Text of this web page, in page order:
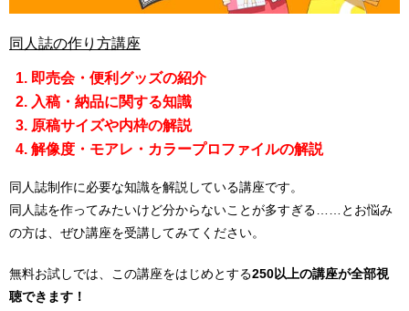
同人誌の作り方講座
即売会・便利グッズの紹介
入稿・納品に関する知識
原稿サイズや内枠の解説
解像度・モアレ・カラープロファイルの解説
同人誌制作に必要な知識を解説している講座です。
同人誌を作ってみたいけど分からないことが多すぎる……とお悩み
の方は、ぜひ講座を受講してみてください。
無料お試しでは、この講座をはじめとする250以上の講座が全部視
聴できます！